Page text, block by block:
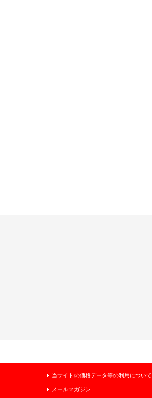
当サイトの価格データ等の利用について
メールマガジン